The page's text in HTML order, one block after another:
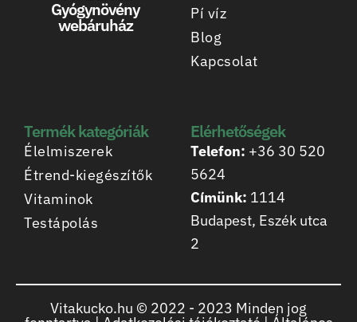
Gyógynövény
webáruház
Pí víz
Blog
Kapcsolat
Termék kategóriák
Élelmiszerek
Étrend-kiegészítők
Vitaminok
Testápolás
Elérhetőségek
Telefon: +36 30 520
5624
Címünk: 1114
Budapest, Eszék utca
2
Vitakucko.hu © 2022 - 2023 Minden jog